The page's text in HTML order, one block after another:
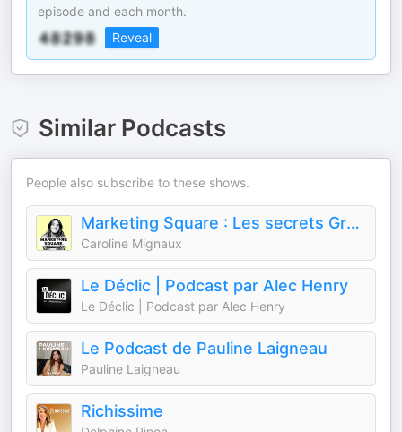
episode and each month.
Reveal
Similar Podcasts
People also subscribe to these shows.
Marketing Square : Les secrets Growth Marketing ⚡️
Caroline Mignaux
Le Déclic | Podcast par Alec Henry
Le Déclic | Podcast par Alec Henry
Le Podcast de Pauline Laigneau
Pauline Laigneau
Richissime